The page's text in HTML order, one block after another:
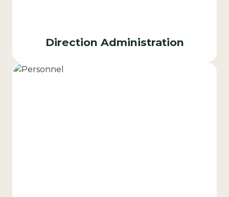
Direction Administration